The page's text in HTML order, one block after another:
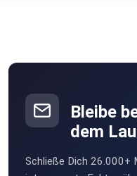
Bleibe
dem
Schließe Dich 26.000+